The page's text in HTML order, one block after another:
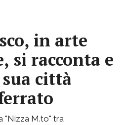
in arte
si racconta e
città
"Nizza M.to" tra